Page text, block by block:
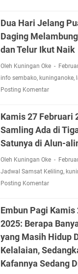
Dua Hari Jelang
Daging
dan Telur Ikut Naik
Oleh Kuningan Oke
info sembako, kuninganoke,
Posting Komentar
Kamis 27 Februari
Samling Ada di
Satunya di Alun-
Oleh Kuningan Oke
Jadwal Samsat Keliling,
Posting Komentar
Embun Pagi Kamis
2025: Berapa
yang Masih Hidup
Kelalaian,
Kafannya Sedang